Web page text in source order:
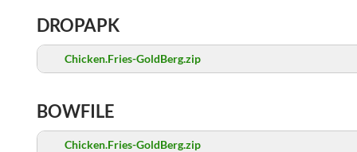
DROPAPK
Chicken.Fries-GoldBerg.zip
BOWFILE
Chicken.Fries-GoldBerg.zip